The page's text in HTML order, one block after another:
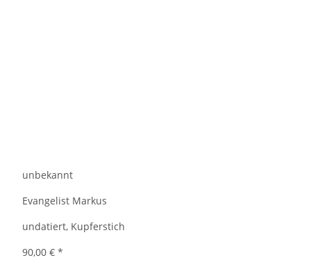
unbekannt
Evangelist Markus
undatiert, Kupferstich
90,00 € *